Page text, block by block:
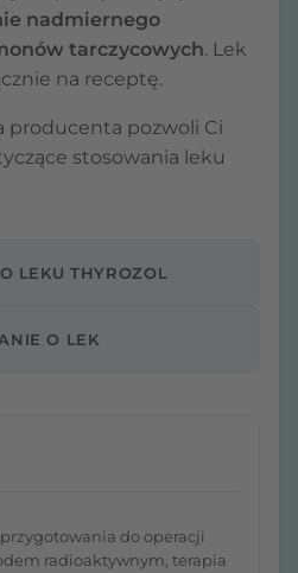
nadmiernego
tarczycowych. Lek
na receptę.
producenta pozwoli Ci
stosowania leku
LEKU THYROZOL
O LEK
do operacji
radioaktywnym, terapia